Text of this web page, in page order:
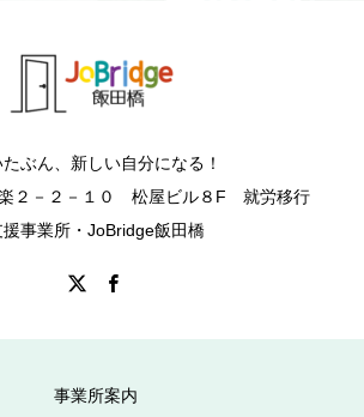
ぶん、新しい自分になる！
２－２－１０ 松屋ビル８F 就労移行
援事業所・JoBridge飯田橋
事業所案内